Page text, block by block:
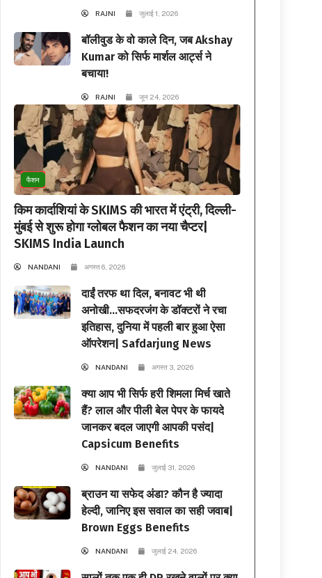
RAJNI जुलाई 1, 2026
बॉलीवुड के वो काले दिन, जब Akshay
Kumar को सिर्फ मार्शल आर्ट्स ने
बचाया!
RAJNI जून 24, 2026
फैशन
किम कार्दाशियां के SKIMS की भारत में एंट्री, दिल्ली-
मुंबई से शुरू होगा ग्लोबल फैशन का नया चैप्टर|
SKIMS India Launch
NANDANI अगस्त 6, 2026
दाईं तरफ था दिल, बनावट भी थी
अनोखी…सफदरजंग के डॉक्टरों ने रचा
इतिहास, दुनिया में पहली बार हुआ ऐसा
ऑपरेशन| Safdarjung News
NANDANI अगस्त 3, 2026
क्या आप भी सिर्फ हरी शिमला मिर्च खाते
हैं? लाल और पीली बेल पेपर के फायदे
जानकर बदल जाएगी आपकी पसंद|
Capsicum Benefits
NANDANI जुलाई 31, 2026
ब्राउन या सफेद अंडा? कौन है ज्यादा
हेल्दी, जानिए इस सवाल का सही जवाब|
Brown Eggs Benefits
NANDANI जुलाई 24, 2026